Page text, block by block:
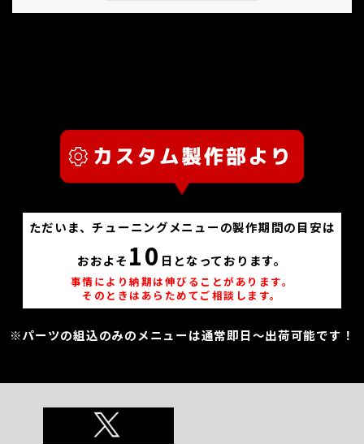
ただいま、チューニングメニューの製作期間の目安は
おおよそ 10 日となっております。
事情により納期は伸びることがあります。
そのときはあらためてご相談します。
※パーツの組込のみのメニューは通常即日～出荷可能です！